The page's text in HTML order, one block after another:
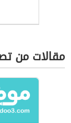
مقالات من